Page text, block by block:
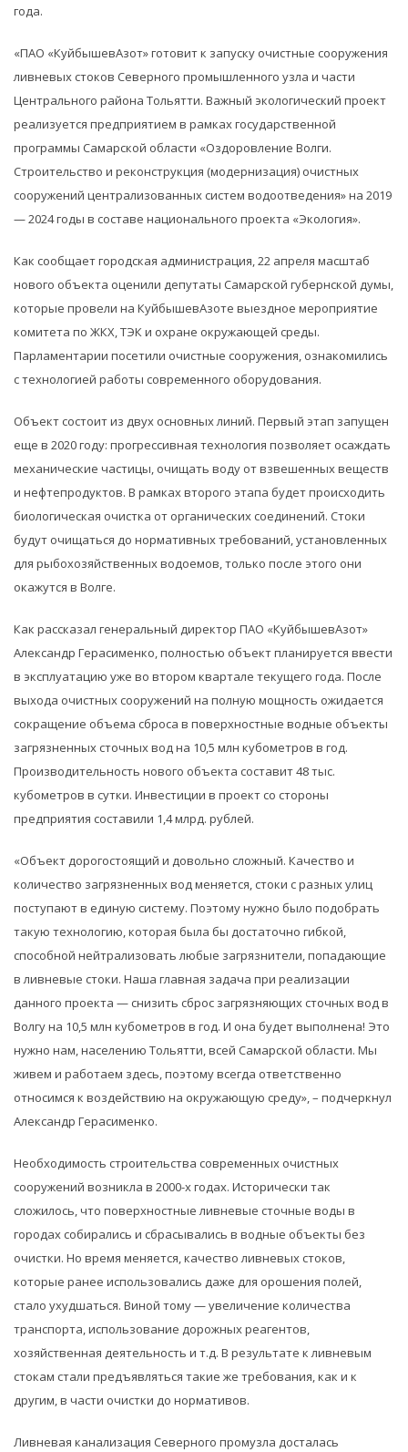
года.
«ПАО «КуйбышевАзот» готовит к запуску очистные сооружения
ливневых стоков Северного промышленного узла и части
Центрального района Тольятти. Важный экологический проект
реализуется предприятием в рамках государственной
программы Самарской области «Оздоровление Волги.
Строительство и реконструкция (модернизация) очистных
сооружений централизованных систем водоотведения» на 2019
— 2024 годы в составе национального проекта «Экология».
Как сообщает городская администрация, 22 апреля масштаб
нового объекта оценили депутаты Самарской губернской думы,
которые провели на КуйбышевАзоте выездное мероприятие
комитета по ЖКХ, ТЭК и охране окружающей среды.
Парламентарии посетили очистные сооружения, ознакомились
с технологией работы современного оборудования.
Объект состоит из двух основных линий. Первый этап запущен
еще в 2020 году: прогрессивная технология позволяет осаждать
механические частицы, очищать воду от взвешенных веществ
и нефтепродуктов. В рамках второго этапа будет происходить
биологическая очистка от органических соединений. Стоки
будут очищаться до нормативных требований, установленных
для рыбохозяйственных водоемов, только после этого они
окажутся в Волге.
Как рассказал генеральный директор ПАО «КуйбышевАзот»
Александр Герасименко, полностью объект планируется ввести
в эксплуатацию уже во втором квартале текущего года. После
выхода очистных сооружений на полную мощность ожидается
сокращение объема сброса в поверхностные водные объекты
загрязненных сточных вод на 10,5 млн кубометров в год.
Производительность нового объекта составит 48 тыс.
кубометров в сутки. Инвестиции в проект со стороны
предприятия составили 1,4 млрд. рублей.
«Объект дорогостоящий и довольно сложный. Качество и
количество загрязненных вод меняется, стоки с разных улиц
поступают в единую систему. Поэтому нужно было подобрать
такую технологию, которая была бы достаточно гибкой,
способной нейтрализовать любые загрязнители, попадающие
в ливневые стоки. Наша главная задача при реализации
данного проекта — снизить сброс загрязняющих сточных вод в
Волгу на 10,5 млн кубометров в год. И она будет выполнена! Это
нужно нам, населению Тольятти, всей Самарской области. Мы
живем и работаем здесь, поэтому всегда ответственно
относимся к воздействию на окружающую среду», – подчеркнул
Александр Герасименко.
Необходимость строительства современных очистных
сооружений возникла в 2000-х годах. Исторически так
сложилось, что поверхностные ливневые сточные воды в
городах собирались и сбрасывались в водные объекты без
очистки. Но время меняется, качество ливневых стоков,
которые ранее использовались даже для орошения полей,
стало ухудшаться. Виной тому — увеличение количества
транспорта, использование дорожных реагентов,
хозяйственная деятельность и т.д. В результате к ливневым
стокам стали предъявляться такие же требования, как и к
другим, в части очистки до нормативов.
Ливневая канализация Северного промузла досталась